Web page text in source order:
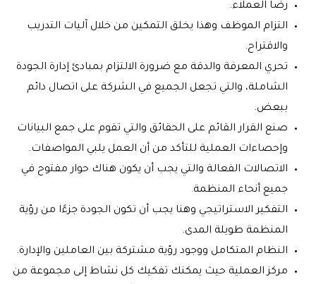
رضا العملاء.
التزام الموظف وهذا يخلق التمكين من خلال آليات التدريب
والاقتراح.
تحري المعرفة والدقة مع ضرورة الالتزام بمبادئ إدارة الجودة
الشاملة، والتي تجعل الجميع في الشركة على اتصال دائم
ببعض.
صنع القرار القائم على الحقائق والتي تقوم على جمع البيانات
وإحصاءات العملية للتأكد من أن العمل يلبي المواصفات.
الاتصالات الفعالة والتي يجب أن يكون هناك حوار مفتوح في
جميع أنحاء المنظمة.
التفكير الاستراتيجي وهنا يجب أن تكون الجودة جزءًا من رؤية
المنظمة طويلة المدى.
النظام المتكامل ووجود رؤية مشتركة بين العاملين والإدارة.
مركز العملية حيث يمكنك تفكيك كل نشاط إلى مجموعة من